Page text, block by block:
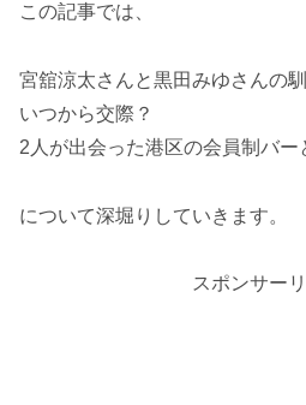
この記事では、
宮舘涼太さんと黒田みゆさんの
いつから交際？
2人が出会った港区の会員制バー
について深堀りしていきます。
スポンサー